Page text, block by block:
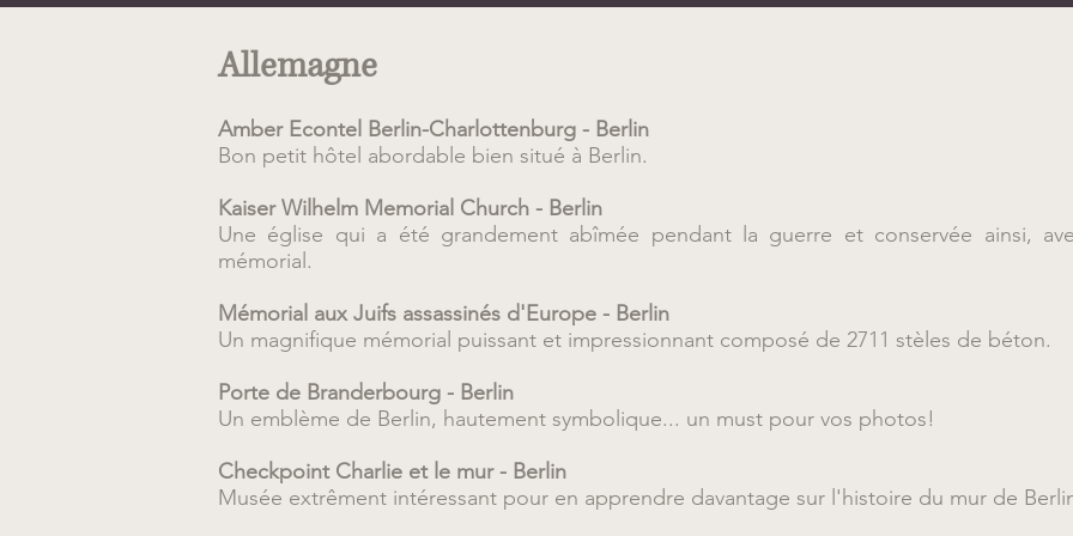
Allemagne
Amber Econtel Berlin-Charlottenburg - Berlin
Bon petit hôtel abordable bien situé à Berlin.
Kaiser Wilhelm Memorial Church - Berlin
Une église qui a été grandement abîmée pendant la guerre et conservée ainsi,
mémorial.
Mémorial aux Juifs assassinés d'Europe - Berlin
Un magnifique mémorial puissant et impressionnant composé de 2711 stèles de béton.
Porte de Branderbourg - Berlin
Un emblème de Berlin, hautement symbolique... un must pour vos photos!
Checkpoint Charlie et le mur - Berlin
Musée extrêment intéressant pour en apprendre davantage sur l'histoire du mur de